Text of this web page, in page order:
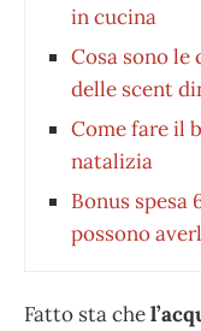
in cucina
Cosa sono le
delle scent
⁠Come fare il
natalizia
Bonus spesa
possono
Fatto sta che